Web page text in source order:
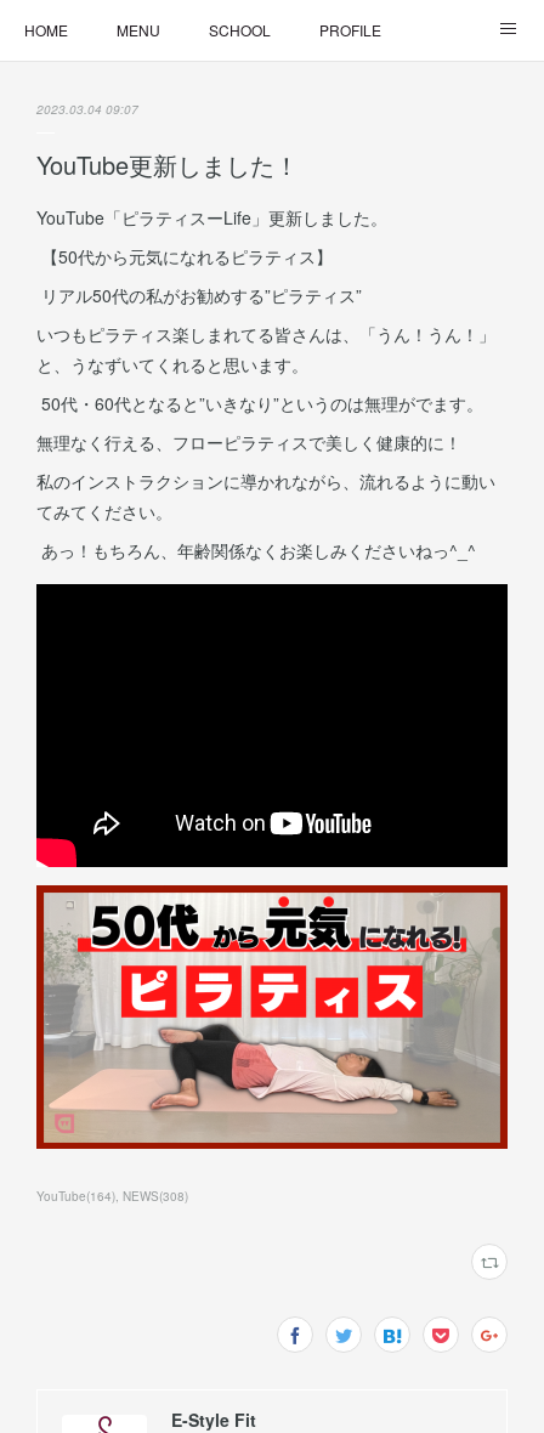
HOME MENU SCHOOL PROFILE
2023.03.04 09:07
YouTube更新しました！
YouTube「ピラティスーLife」更新しました。
【50代から元気になれるピラティス】
リアル50代の私がお勧めする”ピラティス”
いつもピラティス楽しまれてる皆さんは、「うん！うん！」
と、うなずいてくれると思います。
50代・60代となると”いきなり”というのは無理がでます。
無理なく行える、フローピラティスで美しく健康的に！
私のインストラクションに導かれながら、流れるように動い
てみてください。
あっ！もちろん、年齢関係なくお楽しみくださいねっ^_^
YouTube(164) NEWS(308)
E-Style Fit